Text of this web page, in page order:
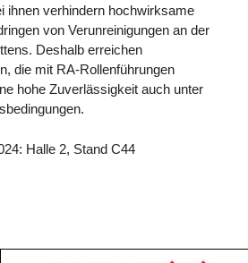
ihnen verhindern hochwirksame
von Verunreinigungen an der
Deshalb erreichen
die mit RA-Rollenführungen
hohe Zuverlässigkeit auch unter
Halle 2, Stand C44